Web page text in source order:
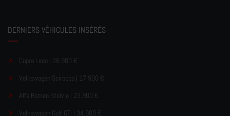
DERNIERS VÉHICULES INSÉRÉS
Cupra Leon | 26.900 €
Volkswagen Scirocco | 17.900 €
Alfa Romeo Stelvio | 23.900 €
Volkswagen Golf GTI | 34.900 €